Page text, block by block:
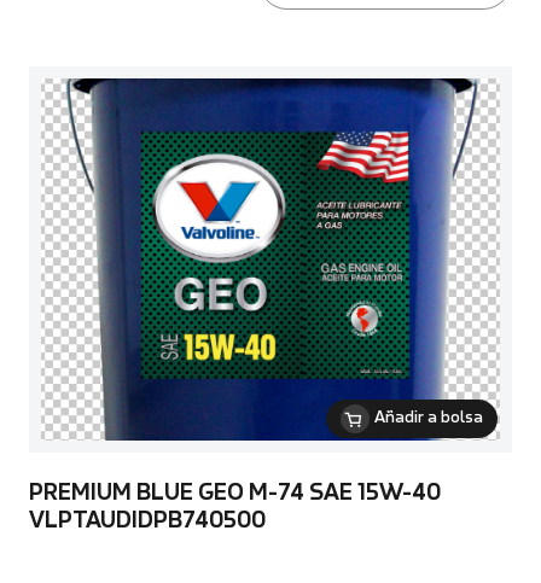
Añadir a bolsa
PREMIUM BLUE GEO M-74 SAE 15W-40
VLPTAUDIDPB740500